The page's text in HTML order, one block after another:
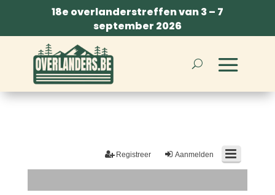
18e overlanderstreffen van 3 – 7
september 2026